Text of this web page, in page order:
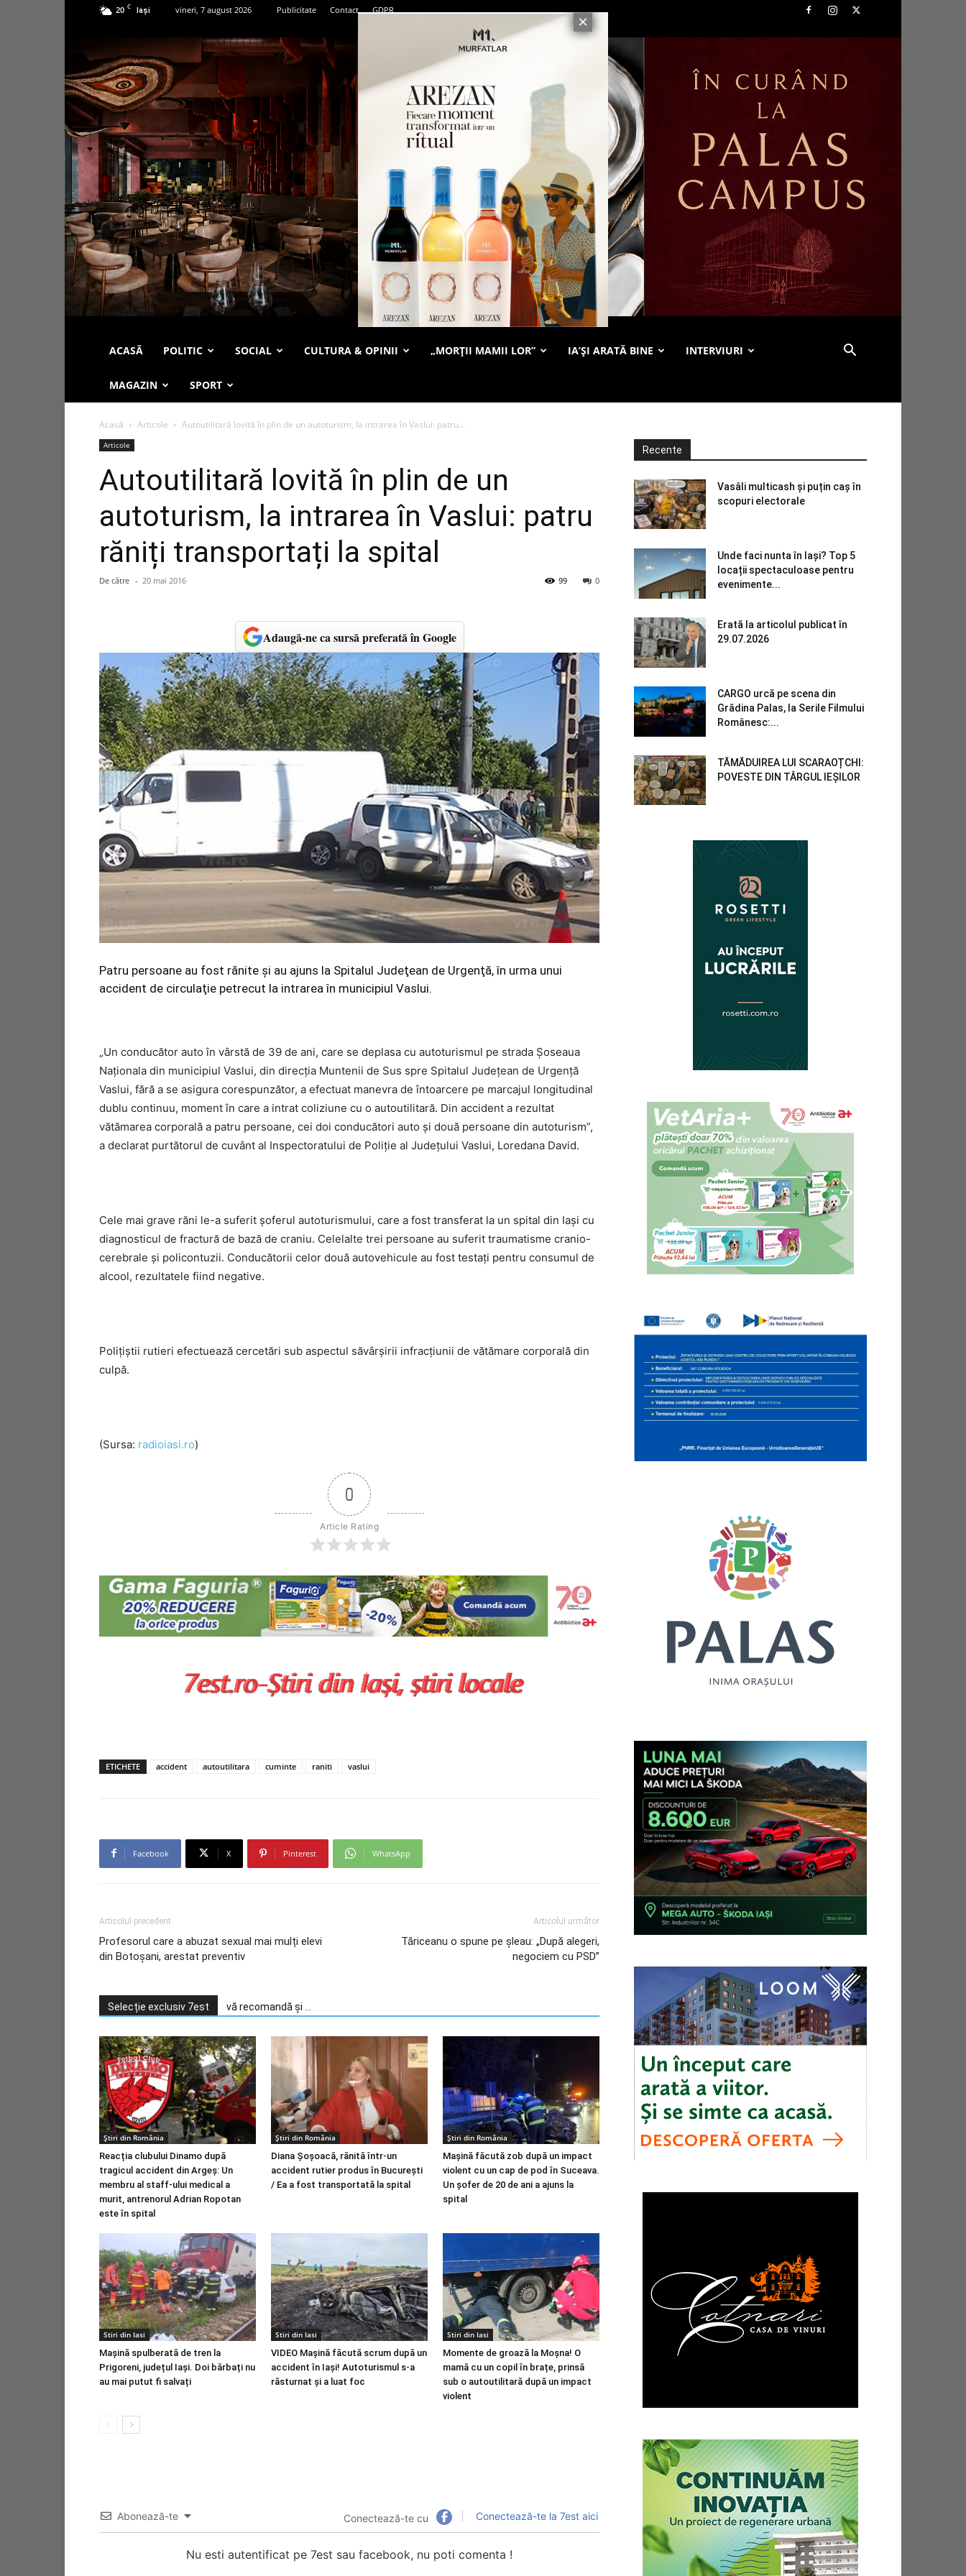
20 C Iași vineri, 7 august 2026 Publicitate Contact GDPR
ACASĂ POLITIC SOCIAL CULTURA & OPINII „MORȚII MAMII LOR” IA’ȘI ARATĂ BINE INTERVIURI
MAGAZIN SPORT
Acasă Articole Autoutilitară lovită în plin de un autoturism, la intrarea în Vaslui: patru...
Articole
Autoutilitară lovită în plin de un
autoturism, la intrarea în Vaslui: patru
răniți transportați la spital
De către - 20 mai 2016 0
99
Adaugă-ne ca sursă preferată în Google
Patru persoane au fost rănite şi au ajuns la Spitalul Judeţean de Urgenţă, în urma unui
accident de circulaţie petrecut la intrarea în municipiul Vaslui.
„Un conducător auto în vârstă de 39 de ani, care se deplasa cu autoturismul pe strada Şoseaua
Naţionala din municipiul Vaslui, din direcţia Muntenii de Sus spre Spitalul Judeţean de Urgenţă
Vaslui, fără a se asigura corespunzător, a efectuat manevra de întoarcere pe marcajul longitudinal
dublu continuu, moment în care a intrat coliziune cu o autoutilitară. Din accident a rezultat
vătămarea corporală a patru persoane, cei doi conducători auto şi două persoane din autoturism”,
a declarat purtătorul de cuvânt al Inspectoratului de Poliţie al Judeţului Vaslui, Loredana David.
Cele mai grave răni le-a suferit şoferul autoturismului, care a fost transferat la un spital din Iaşi cu
diagnosticul de fractură de bază de craniu. Celelalte trei persoane au suferit traumatisme cranio-
cerebrale şi policontuzii. Conducătorii celor două autovehicule au fost testaţi pentru consumul de
alcool, rezultatele fiind negative.
Poliţiştii rutieri efectuează cercetări sub aspectul săvârşirii infracţiunii de vătămare corporală din
culpă.
(Sursa: radioiasi.ro)
0
Article Rating
ETICHETE accident autoutilitara cuminte raniti vaslui
Facebook X Pinterest WhatsApp
Articolul precedent
Profesorul care a abuzat sexual mai mulți elevi
din Botoșani, arestat preventiv
Articolul următor
Tăriceanu o spune pe șleau: „După alegeri,
negociem cu PSD”
Selecție exclusiv 7est vă recomandă și ...
Știri din România
Reacția clubului Dinamo după
tragicul accident din Argeș: Un
membru al staff-ului medical a
murit, antrenorul Adrian Ropotan
este în spital
Știri din România
Diana Şoşoacă, rănită într-un
accident rutier produs în Bucureşti
/ Ea a fost transportată la spital
Știri din România
Mașină făcută zob după un impact
violent cu un cap de pod în Suceava.
Un șofer de 20 de ani a ajuns la
spital
Stiri din Iasi
Mașină spulberată de tren la
Prigoreni, județul Iași. Doi bărbați nu
au mai putut fi salvați
Stiri din Iasi
VIDEO Mașină făcută scrum după un
accident în Iași! Autoturismul s-a
răsturnat și a luat foc
Stiri din Iasi
Momente de groază la Moșna! O
mamă cu un copil în brațe, prinsă
sub o autoutilitară după un impact
violent
Abonează-te Conectează-te cu Conectează-te la 7est aici
Nu esti autentificat pe 7est sau facebook, nu poti comenta !
Recente
Vasâli multicash și puțin caș în
scopuri electorale
Unde faci nunta în Iași? Top 5
locații spectaculoase pentru
evenimente...
Erată la articolul publicat în
29.07.2026
CARGO urcă pe scena din
Grădina Palas, la Serile Filmului
Românesc:...
TĂMĂDUIREA LUI SCARAOȚCHI:
POVESTE DIN TÂRGUL IEȘILOR